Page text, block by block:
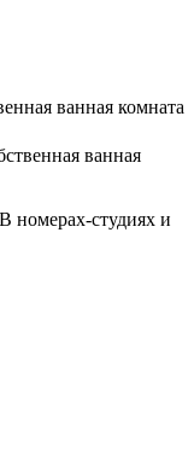
ванная комната
ванная
номерах-студиях и